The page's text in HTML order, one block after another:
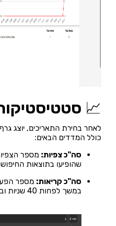
📈
לאחר בחירת התאריכים, יוצג
כולל המדדים הבאים:
סה"כ צפיות: מספר
שהופיעו בתוצאות
סה"כ קריאות: מספר
במשך לפחות 40 שניות וביצעו לפחות גלילה אחת.